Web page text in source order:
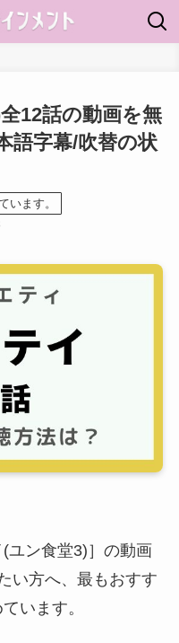
12話の動画を無
語字幕/吹替の状
います。
ユン食堂3)］の動画
い方へ、最もおすす
います。